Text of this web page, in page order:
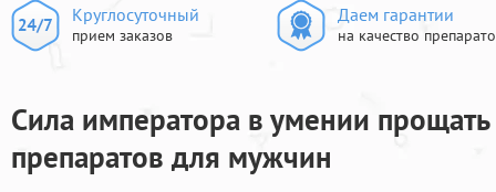
Круглосуточный
прием заказов
Даем гарантии
на качество
Сила императора в умении
препаратов для мужчин